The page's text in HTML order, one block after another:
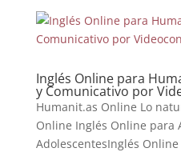
Inglés Online para
y Comunicativo por
Humanit.as Online Lo
Online Inglés Online para
AdolescentesInglés